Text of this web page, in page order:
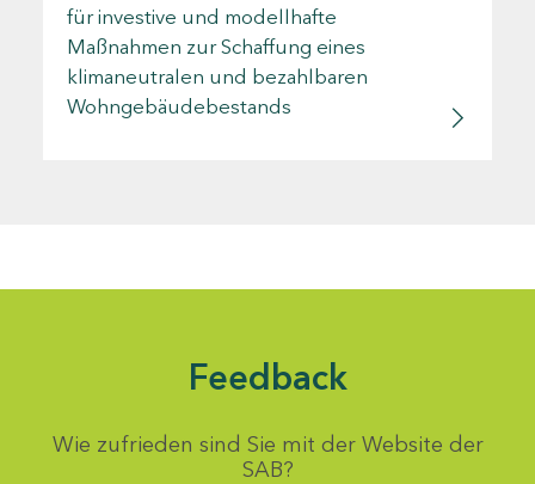
für investive und modellhafte
Maßnahmen zur Schaffung eines
klimaneutralen und bezahlbaren
Wohngebäudebestands
Feedback
Wie zufrieden sind Sie mit der Website der
SAB?